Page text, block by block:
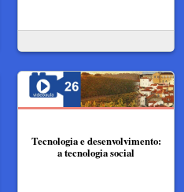
Tecnologia e desenvolvimento:
a tecnologia social